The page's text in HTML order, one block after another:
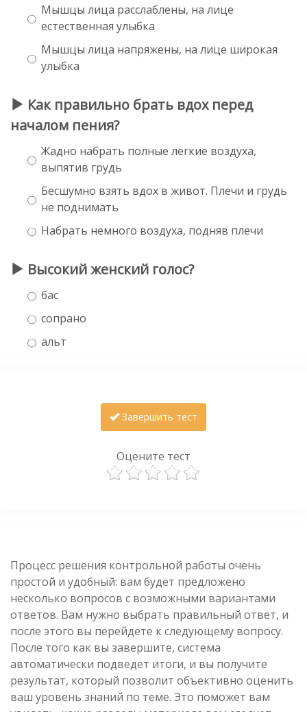
Мышцы лица расслаблены, на лице
естественная улыбка
Мышцы лица напряжены, на лице широкая
улыбка
Как правильно брать вдох перед
началом пения?
Жадно набрать полные легкие воздуха,
выпятив грудь
Бесшумно взять вдох в живот. Плечи и грудь
не поднимать
Набрать немного воздуха, подняв плечи
Высокий женский голос?
бас
сопрано
альт
Завершить тест
Оцените тест
Процесс решения контрольной работы очень
простой и удобный: вам будет предложено
несколько вопросов с возможными вариантами
ответов. Вам нужно выбрать правильный ответ, и
после этого вы перейдете к следующему вопросу.
После того как вы завершите, система
автоматически подведет итоги, и вы получите
результат, который позволит объективно оценить
ваш уровень знаний по теме. Это поможет вам